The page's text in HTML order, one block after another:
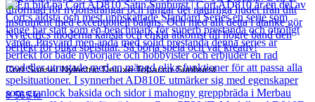
Cort Sunset Nylectric Deluxe Tobacco Sunburst
8 565kr